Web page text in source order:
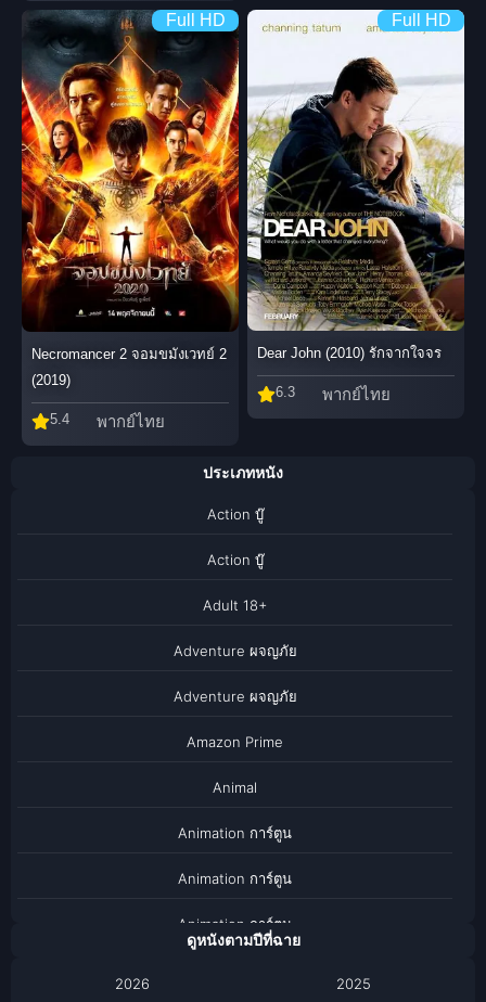
Full HD
Necromancer 2 จอมขมังเวทย์ 2
(2019)
5.4 พากย์ไทย
Full HD
Dear John (2010) รักจากใจจร
6.3 พากย์ไทย
ประเภทหนัง
Action บู๊
Action บู๊
Adult 18+
Adventure ผจญภัย
Adventure ผจญภัย
Amazon Prime
Animal
Animation การ์ตูน
Animation การ์ตูน
Animation การ์ตูน
ดูหนังตามปีที่ฉาย
2026
2025